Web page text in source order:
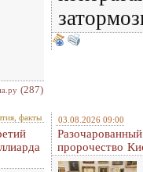
(287)
факты 03.08.2026 09:00
пророчество